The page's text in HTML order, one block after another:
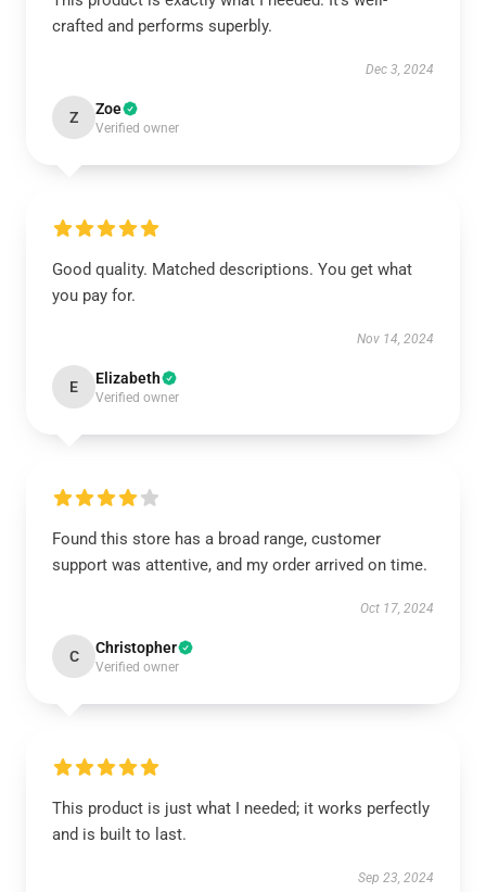
crafted and performs superbly.
Dec 3, 2024
Z Zoe
Verified owner
Good quality. Matched descriptions. You get what
you pay for.
Nov 14, 2024
E Elizabeth
Verified owner
Found this store has a broad range, customer
support was attentive, and my order arrived on time.
Oct 17, 2024
C Christopher
Verified owner
This product is just what I needed; it works perfectly
and is built to last.
Sep 23, 2024